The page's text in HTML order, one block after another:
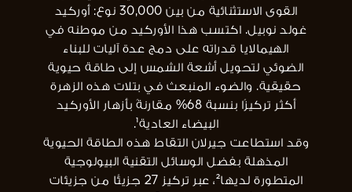
القوى الاستثنائية من بين 30,000 نوع: أوركيد
غولد نوبيل. اكتسب هذا الأوركيد من موطنه في
الهيمالايا قدراته على دمج عدة آليات للبناء
الضوئي لتحويل أشعة الشمس إلى طاقة حيوية
حقيقية. والضوء المنبعث في بتلات هذه الزهرة
أكثر تركيزًا بنسبة 68% مقارنةً بأزهار الأوركيد
البيضاء العادية¹.
وقد استطاعت جيرلان التقاط هذه الطاقة الحيوية
المذهلة بفضل الوسائل التقنية البيولوجية
المتطورة لديها²، عبر تركيز 27 جزيئًا من جزيئات